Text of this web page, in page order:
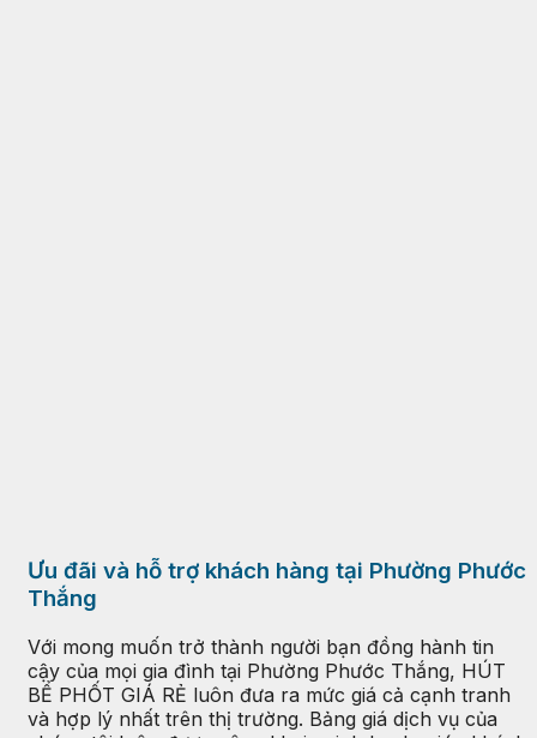
Ưu đãi và hỗ trợ khách hàng tại Phường Phước
Thắng
Với mong muốn trở thành người bạn đồng hành tin
cậy của mọi gia đình tại Phường Phước Thắng, HÚT
BỂ PHỐT GIÁ RẺ luôn đưa ra mức giá cả cạnh tranh
và hợp lý nhất trên thị trường. Bảng giá dịch vụ của